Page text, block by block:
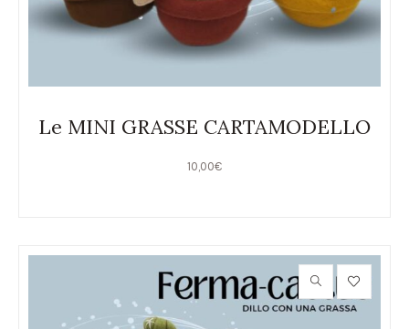
Le MINI GRASSE CARTAMODELLO
10,00€